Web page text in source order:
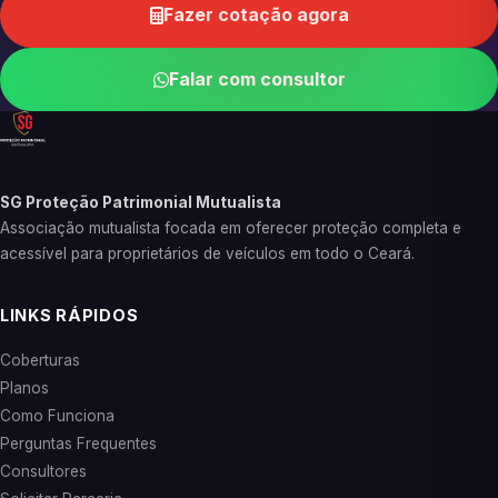
Fazer cotação agora
Falar com consultor
SG Proteção Patrimonial Mutualista
Associação mutualista focada em oferecer proteção completa e
acessível para proprietários de veículos em todo o Ceará.
LINKS RÁPIDOS
Coberturas
Planos
Como Funciona
Perguntas Frequentes
Consultores